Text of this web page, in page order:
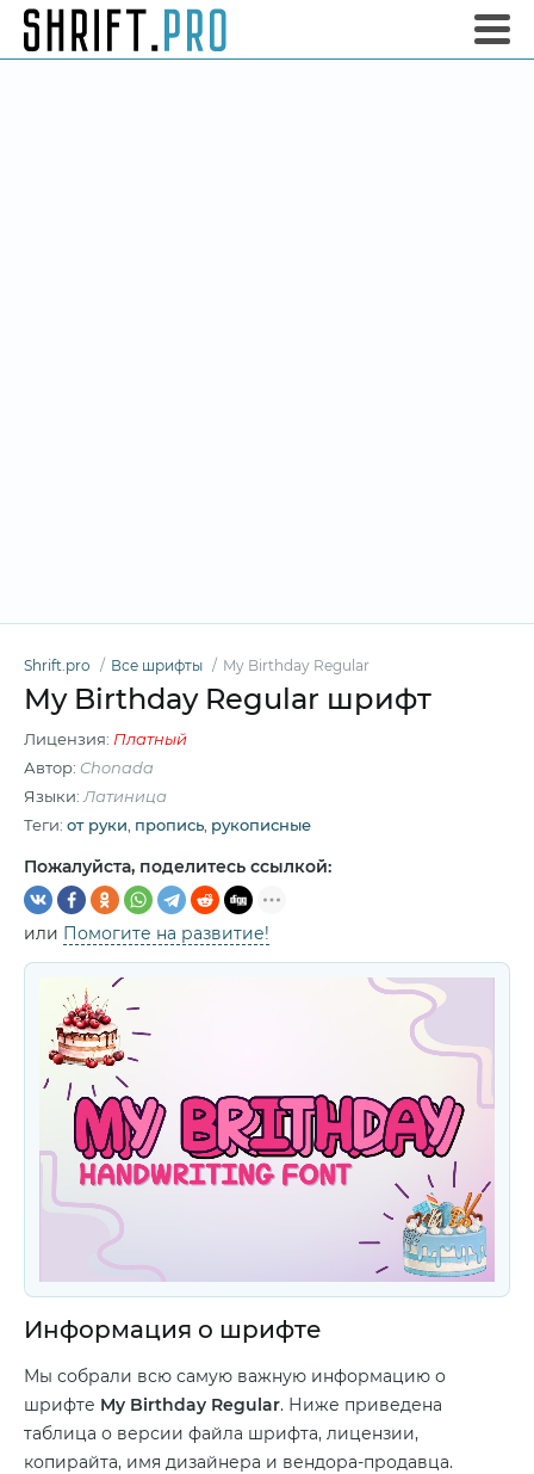
Shrift.pro Все шрифты My Birthday Regular
My Birthday Regular шрифт
Лицензия: Платный
Автор: Chonada
Языки: Латиница
Теги: от руки пропись рукописные
Пожалуйста, поделитесь ссылкой:
или Помогите на развитие!
Информация о шрифте
Мы собрали всю самую важную информацию о
шрифте My Birthday Regular. Ниже приведена
таблица о версии файла шрифта, лицензии,
копирайта, имя дизайнера и вендора-продавца.